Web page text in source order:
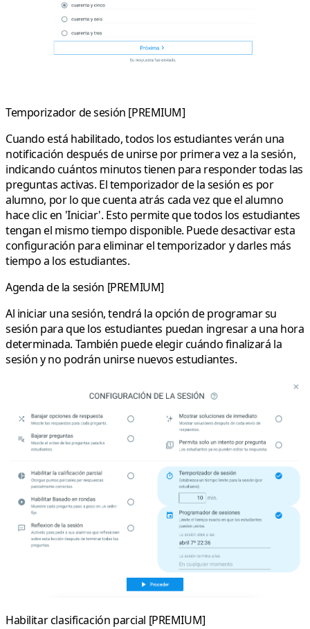
Temporizador de sesión [PREMIUM]
Cuando está habilitado, todos los estudiantes verán una
notificación después de unirse por primera vez a la sesión,
indicando cuántos minutos tienen para responder todas las
preguntas activas. El temporizador de la sesión es por
alumno, por lo que cuenta atrás cada vez que el alumno
hace clic en 'Iniciar'. Esto permite que todos los estudiantes
tengan el mismo tiempo disponible. Puede desactivar esta
configuración para eliminar el temporizador y darles más
tiempo a los estudiantes.
Agenda de la sesión [PREMIUM]
Al iniciar una sesión, tendrá la opción de programar su
sesión para que los estudiantes puedan ingresar a una hora
determinada. También puede elegir cuándo finalizará la
sesión y no podrán unirse nuevos estudiantes.
Habilitar clasificación parcial [PREMIUM]